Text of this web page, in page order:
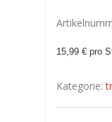
15,99 € pro
Kategorie: